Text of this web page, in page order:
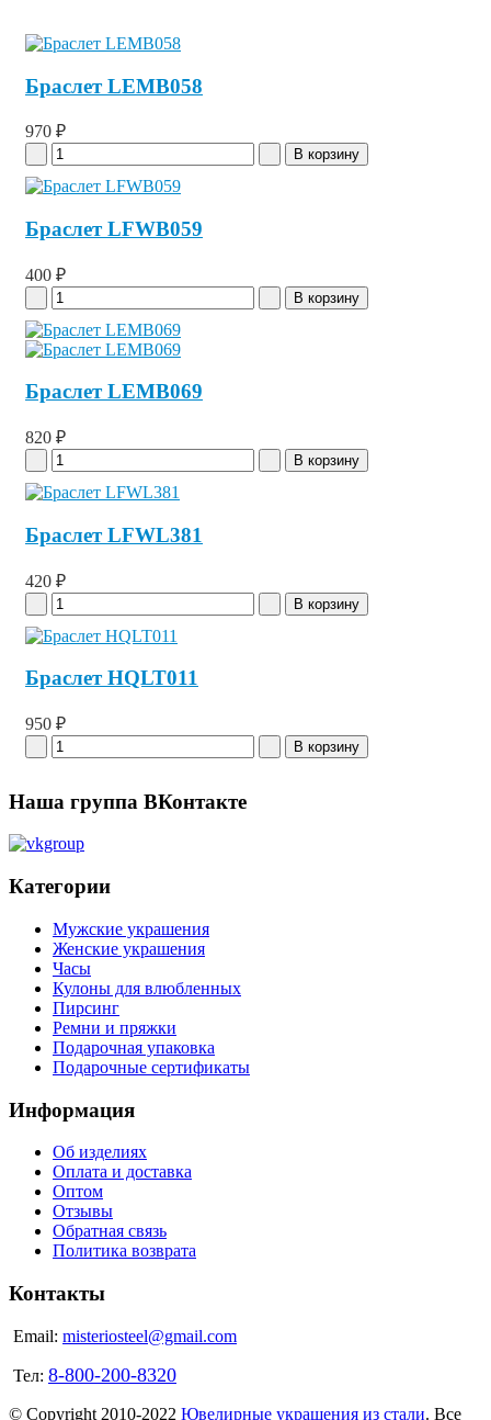
Браслет LEMB058
970 ₽
Браслет LFWB059
400 ₽
Браслет LEMB069
820 ₽
Браслет LFWL381
420 ₽
Браслет HQLT011
950 ₽
Наша группа ВКонтакте
Категории
Мужские украшения
Женские украшения
Часы
Кулоны для влюбленных
Пирсинг
Ремни и пряжки
Подарочная упаковка
Подарочные сертификаты
Информация
Об изделиях
Оплата и доставка
Оптом
Отзывы
Обратная связь
Политика возврата
Контакты
Email: misteriosteel@gmail.com
Тел: 8-800-200-8320
© Copyright 2010-2022 Ювелирные украшения из стали. Все